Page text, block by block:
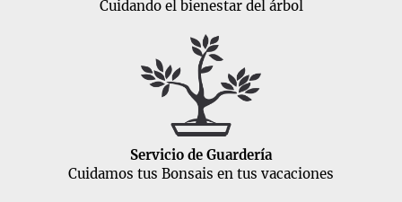
Cuidando el bienestar del árbol
Servicio de Guardería
Cuidamos tus Bonsais en tus vacaciones